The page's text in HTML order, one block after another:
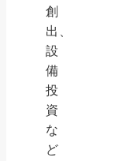
創
出、
設
備
投
資
な
ど